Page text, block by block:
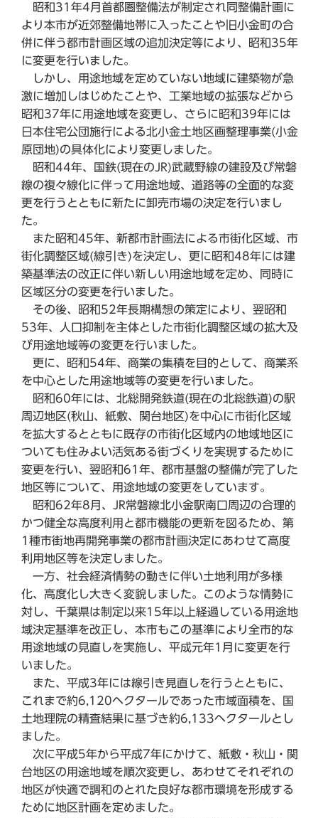
昭和31年4月首都圏整備法が制定され同整備計画に
より本市が近郊整備地帯に入ったことや旧小金町の合
併に伴う都市計画区域の追加決定等により、昭和35年
に変更を行いました。
しかし、用途地域を定めていない地域に建築物が急
激に増加しはじめたことや、工業地域の拡張などから
昭和37年に用途地域を変更し、さらに昭和39年には
日本住宅公団施行による北小金土地区画整理事業(小金
原団地)の具体化により変更しました。
昭和44年、国鉄(現在のJR)武蔵野線の建設及び常磐
線の複々線化に伴って用途地域、道路等の全面的な変
更を行うとともに新たに卸売市場の決定を行いまし
た。
また昭和45年、新都市計画法による市街化区域、市
街化調整区域(線引き)を決定し、更に昭和48年には建
築基準法の改正に伴い新しい用途地域を定め、同時に
区域区分の変更を行いました。
その後、昭和52年長期構想の策定により、翌昭和
53年、人口抑制を主体とした市街化調整区域の拡大及
び用途地域等の変更を行いました。
更に、昭和54年、商業の集積を目的として、商業系
を中心とした用途地域等の変更を行いました。
昭和60年には、北総開発鉄道(現在の北総鉄道)の駅
周辺地区(秋山、紙敷、関台地区)を中心に市街化区域
を拡大するとともに既存の市街化区域内の地域地区に
ついても住みよい活気ある街づくりを実現するために
変更を行い、翌昭和61年、都市基盤の整備が完了した
地区等について、用途地域の変更をしています。
昭和62年8月、JR常磐線北小金駅南口周辺の合理的
かつ健全な高度利用と都市機能の更新を図るため、第
1種市街地再開発事業の都市計画決定にあわせて高度
利用地区等を決定しました。
一方、社会経済情勢の動きに伴い土地利用が多様
化、高度化し大きく変貌しました。このような情勢に
対し、千葉県は制定以来15年以上経過している用途地
域決定基準を改正し、本市もこの基準により全市的な
用途地域の見直しを実施し、平成元年1月に変更を行
いました。
また、平成3年には線引き見直しを行うとともに、
これまで約6,120ヘクタールであった市域面積を、国
土地理院の精査結果に基づき約6,133ヘクタールとし
ました。
次に平成5年から平成7年にかけて、紙敷・秋山・関
台地区の用途地域を順次変更し、あわせてそれぞれの
地区が快適で調和のとれた良好な都市環境を形成する
ために地区計画を定めました。